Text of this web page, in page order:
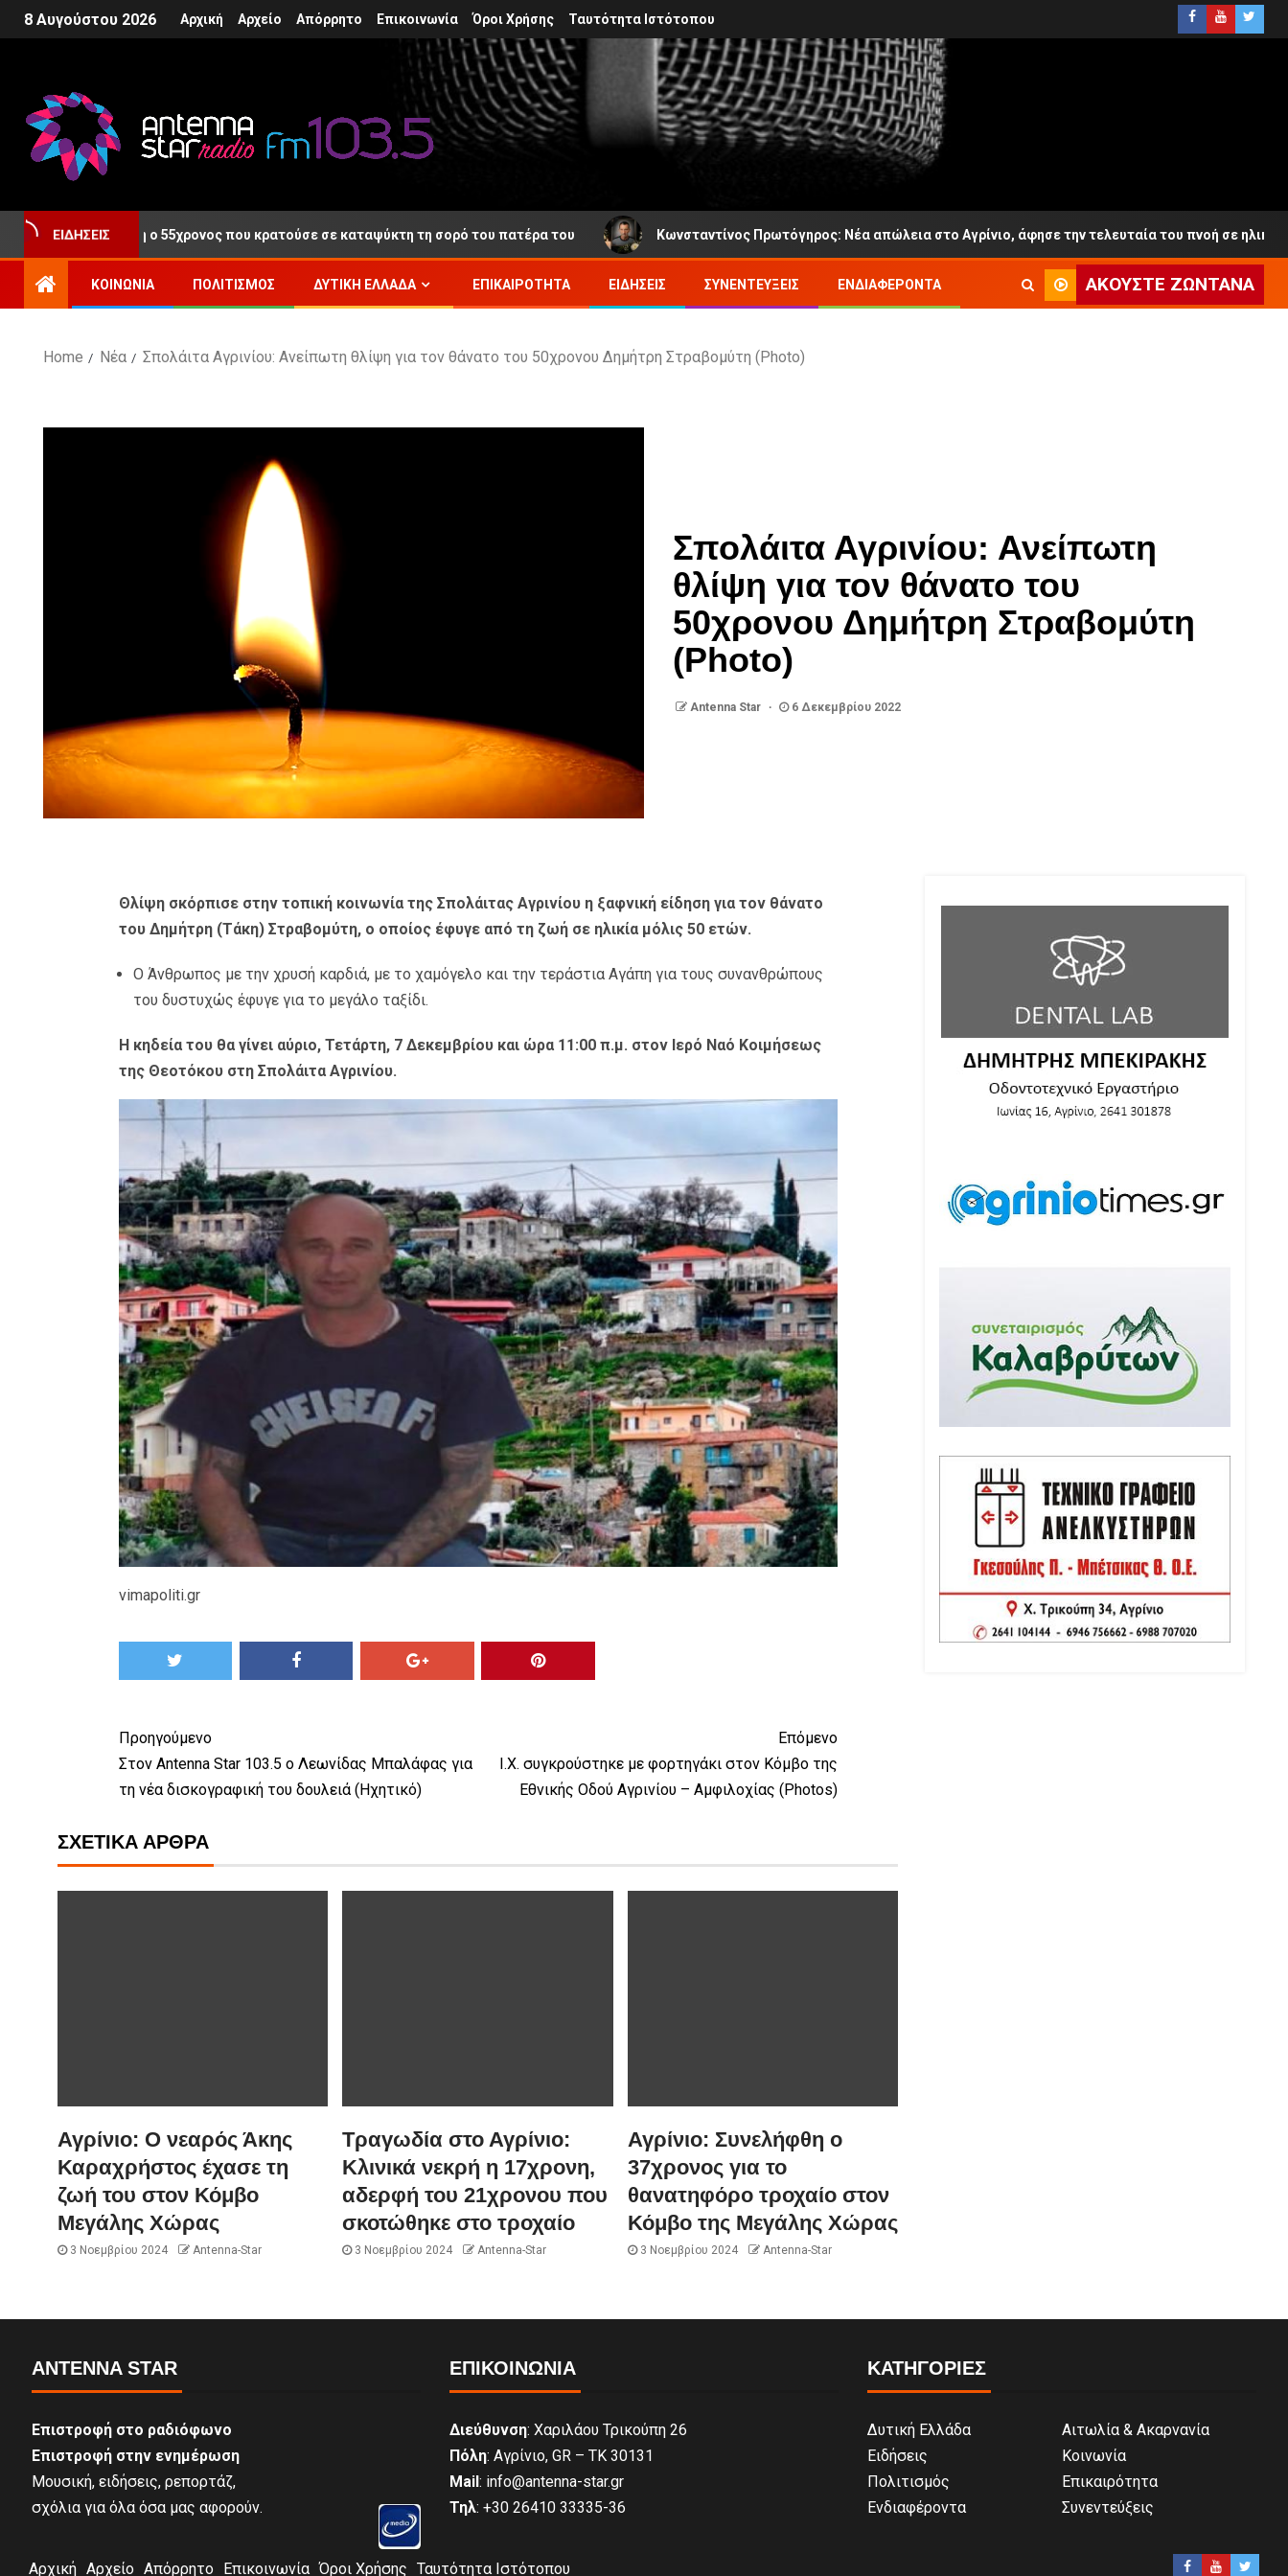
8 Αυγούστου 2026 Αρχική Αρχείο Απόρρητο Επικοινωνία Όροι Χρήσης Ταυτότητα Ιστότοπου
ΕΙΔΉΣΕΙΣ
τη Δίκη ο 55χρονος που κρατούσε σε καταψύκτη τη σορό του πατέρα του Κωνσταντίνος Πρωτόγηρος: Νέα απώλεια στο Αγρίνιο, άφησε την τελευταία του πνοή σε ηλικία 65 ετών
ΚΟΙΝΩΝΊΑ ΠΟΛΙΤΙΣΜΌΣ ΔΥΤΙΚΉ ΕΛΛΆΔΑ ΕΠΙΚΑΙΡΌΤΗΤΑ ΕΙΔΉΣΕΙΣ ΣΥΝΕΝΤΕΎΞΕΙΣ ΕΝΔΙΑΦΈΡΟΝΤΑ ΑΚΟΎΣΤΕ ΖΩΝΤΑΝΆ
Home Νέα Σπολάιτα Αγρινίου: Ανείπωτη θλίψη για τον θάνατο του 50χρονου Δημήτρη Στραβομύτη (Photo)
Σπολάιτα Αγρινίου: Ανείπωτη
θλίψη για τον θάνατο του
50χρονου Δημήτρη Στραβομύτη
(Photo)
Antenna Star 6 Δεκεμβρίου 2022
Θλίψη σκόρπισε στην τοπική κοινωνία της Σπολάιτας Αγρινίου η ξαφνική είδηση για τον θάνατο
του Δημήτρη (Τάκη) Στραβομύτη, ο οποίος έφυγε από τη ζωή σε ηλικία μόλις 50 ετών.
Ο Άνθρωπος με την χρυσή καρδιά, με το χαμόγελο και την τεράστια Αγάπη για τους συνανθρώπους
του δυστυχώς έφυγε για το μεγάλο ταξίδι.
Η κηδεία του θα γίνει αύριο, Τετάρτη, 7 Δεκεμβρίου και ώρα 11:00 π.μ. στον Ιερό Ναό Κοιμήσεως
της Θεοτόκου στη Σπολάιτα Αγρινίου.
vimapoliti.gr
Προηγούμενο
Στον Antenna Star 103.5 ο Λεωνίδας Μπαλάφας για
τη νέα δισκογραφική του δουλειά (Ηχητικό)
Επόμενο
Ι.Χ. συγκρούστηκε με φορτηγάκι στον Κόμβο της
Εθνικής Οδού Αγρινίου – Αμφιλοχίας (Photos)
ΣΧΕΤΙΚΆ ΆΡΘΡΑ
Αγρίνιο: Ο νεαρός Άκης
Καραχρήστος έχασε τη
ζωή του στον Κόμβο
Μεγάλης Χώρας
3 Νοεμβρίου 2024 Antenna-Star
Τραγωδία στο Αγρίνιο:
Κλινικά νεκρή η 17χρονη,
αδερφή του 21χρονου που
σκοτώθηκε στο τροχαίο
3 Νοεμβρίου 2024 Antenna-Star
Αγρίνιο: Συνελήφθη ο
37χρονος για το
θανατηφόρο τροχαίο στον
Κόμβο της Μεγάλης Χώρας
3 Νοεμβρίου 2024 Antenna-Star
ANTENNA STAR
Επιστροφή στο ραδιόφωνο
Επιστροφή στην ενημέρωση
Μουσική, ειδήσεις, ρεπορτάζ,
σχόλια για όλα όσα μας αφορούν.
ΕΠΙΚΟΙΝΩΝΊΑ
Διεύθυνση: Χαριλάου Τρικούπη 26
Πόλη: Αγρίνιο, GR – ΤΚ 30131
Mail : info@antenna-star.gr
Τηλ: +30 26410 33335-36
ΚΑΤΗΓΟΡΙΕΣ
Δυτική Ελλάδα
Αιτωλία & Ακαρνανία
Ειδήσεις
Κοινωνία
Πολιτισμός
Επικαιρότητα
Ενδιαφέροντα
Συνεντεύξεις
Αρχική Αρχείο Απόρρητο Επικοινωνία Όροι Χρήσης Ταυτότητα Ιστότοπου